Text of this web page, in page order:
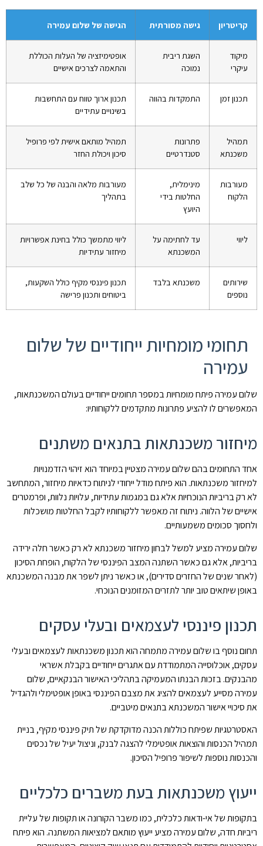
קריטריון גישה מסורתית הגישה של שלום עמירה
מיקוד
עיקרי
השגת ריבית
נמוכה
אופטימיזציה של העלות הכוללת
והתאמה לצרכים אישיים
תכנון זמן התמקדות בהווה
תכנון ארוך טווח עם התחשבות
בשינויים עתידיים
תמהיל
משכנתא
פתרונות
סטנדרטיים
תמהיל מותאם אישית לפי פרופיל
סיכון ויכולת החזר
מעורבות
הלקוח
מינימלית,
החלטות בידי
היועץ
מעורבות מלאה והבנה של כל שלב
בתהליך
ליווי
עד לחתימה על
המשכנתא
ליווי מתמשך כולל בחינת אפשרויות
מיחזור עתידיות
שירותים
נוספים
משכנתא בלבד
תכנון פיננסי מקיף כולל השקעות,
ביטוחים ותכנון פרישה
תחומי מומחיות ייחודיים של שלום
עמירה
שלום עמירה פיתח מומחיות במספר תחומים ייחודיים בעולם המשכנתאות,
המאפשרים לו להציע פתרונות מתקדמים ללקוחותיו:
מיחזור משכנתאות בתנאים משתנים
אחד התחומים בהם שלום עמירה מצטיין במיוחד הוא זיהוי הזדמנויות
למיחזור משכנתאות. הוא פיתח מודל ייחודי לניתוח כדאיות מיחזור, המתחשב
לא רק בריביות הנוכחיות אלא גם במגמות עתידיות, עלויות נלוות, ופרמטרים
אישיים של הלווה. ניתוח זה מאפשר ללקוחותיו לקבל החלטות מושכלות
ולחסוך סכומים משמעותיים.
שלום עמירה מציע למשל לבחון מיחזור משכנתא לא רק כאשר חלה ירידה
בריביות, אלא גם כאשר השתנה המצב הפיננסי של הלקוח, הופחת הסיכון
(לאחר שנים של החזרים סדירים), או כאשר ניתן לשפר את מבנה המשכנתא
באופן שיתאים טוב יותר לתזרים המזומנים הנוכחי.
תכנון פיננסי לעצמאים ובעלי עסקים
תחום נוסף בו שלום עמירה מתמחה הוא תכנון משכנתאות לעצמאים ובעלי
עסקים, אוכלוסייה המתמודדת עם אתגרים ייחודיים בקבלת אשראי
מהבנקים. בזכות הבנתו המעמיקה בתהליכי האישור הבנקאיים, שלום
עמירה מסייע לעצמאים להציג את מצבם הפיננסי באופן אופטימלי ולהגדיל
את סיכויי אישור המשכנתא בתנאים מיטביים.
האסטרטגיות שפיתח כוללות הכנה מדוקדקת של תיק פיננסי מקיף, בניית
תמהיל הכנסות והוצאות אופטימלי להצגה לבנק, וניצול יעיל של נכסים
והכנסות נוספות לשיפור פרופיל הסיכון.
ייעוץ משכנתאות בעת משברים כלכליים
בתקופות של אי-ודאות כלכלית, כמו משבר הקורונה או תקופות של עליית
ריביות חדה, שלום עמירה מציע ייעוץ מותאם למציאות המשתנה. הוא פיתח